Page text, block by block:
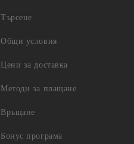
Търсене
Общи условия
Цени за доставка
Методи за плащане
Връщане
Бонус програма